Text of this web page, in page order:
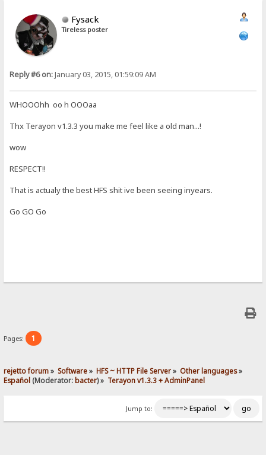
Fysack
Tireless poster
Reply #6 on:January 03, 2015, 01:59:09 AM
WHOOOhh oo h OOOaa
Thx Terayon v1.3.3 you make me feel like a old man...!
wow
RESPECT!!
That is actualy the best HFS shit ive been seeing inyears.
Go GO Go
Pages: 1
rejetto forum» Software» HFS ~ HTTP File Server» Other languages»
Español (Moderator: bacter) » Terayon v1.3.3 + AdminPanel
Jump to: